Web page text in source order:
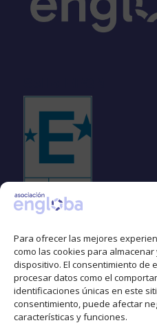
Para ofrecer las mejores
como las cookies para
dispositivo. El consentimiento de
procesar datos como el
identificaciones únicas en este
consentimiento, puede afectar
características y funciones.
Espacio libre de